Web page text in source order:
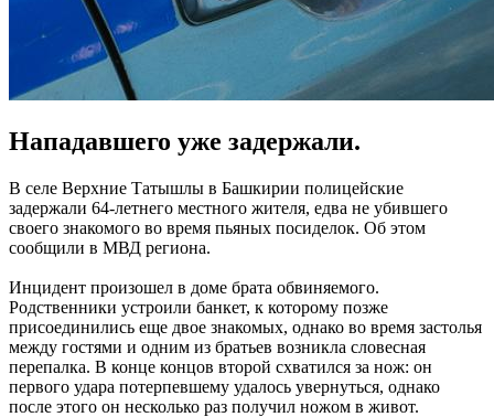
Нападавшего уже задержали.
В селе Верхние Татышлы в Башкирии полицейские
задержали 64-летнего местного жителя, едва не убившего
своего знакомого во время пьяных посиделок. Об этом
сообщили в МВД региона.
Инцидент произошел в доме брата обвиняемого.
Родственники устроили банкет, к которому позже
присоединились еще двое знакомых, однако во время застолья
между гостями и одним из братьев возникла словесная
перепалка. В конце концов второй схватился за нож: он
первого удара потерпевшему удалось увернуться, однако
после этого он несколько раз получил ножом в живот.